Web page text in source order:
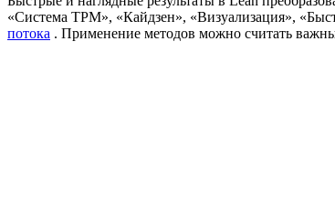
«Система TPM», «Кайдзен», «Визуализация»,
потока . Применение методов можно считать